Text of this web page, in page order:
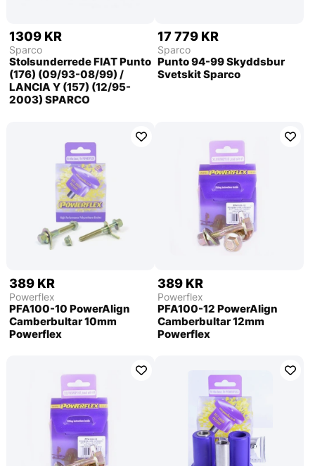
1309 KR
Sparco
Stolsunderrede FIAT Punto
(176) (09/93-08/99) /
LANCIA Y (157) (12/95-
2003) SPARCO
17 779 KR
Sparco
Punto 94-99 Skyddsbur
Svetskit Sparco
389 KR
Powerflex
PFA100-10 PowerAlign
Camberbultar 10mm
Powerflex
389 KR
Powerflex
PFA100-12 PowerAlign
Camberbultar 12mm
Powerflex